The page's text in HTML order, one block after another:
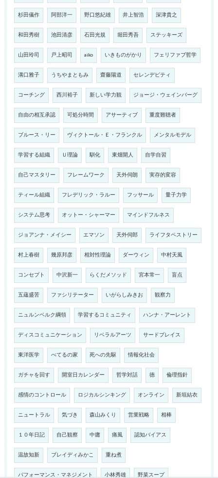
杉田儀作 阿部洋一 野口悠紀雄 井上智浩 深津貴之
和田秀樹 池田清彦 石田光規 堀田秀吾 ステッキーズ
山田玲司 戸上昭司 aiko いきものがかり フェリファブ哲学
溝口雅子 うちやまともみ 齋藤陽道 セレンデピティ
コーチング 西川裕子 新しい学力観 ジョージ・ウェインバーグ
自由の相互承認 可処分時間 アサーティブ 重度難聴者
ブルース・リー ヴィクトール・Ｅ・フランクル メンタルモデル
学習する組織 Ｕ理論 馴化 東畑開人 自学自習
自己マスタリー フレームワーク 天外伺朗 実存的変容
ティール組織 フレデリック・ラルー フッサール 量子力学
システム思考 オットー・シャーマー マインドフルネス
ジョアンナ・メイシー エマソン 天外伺郎 ライフタペストリー
村上春樹 幾原邦彦 相対性理論 ダーウィン 中村天風
コンセプト 中沢新一 らくだメソッド 宮本常一 盲点
五蘊盛苦 ファシリテーター いがらしみきお 観察力
ニュルンベルク綱領 学習するコミュニティ ハンナ・アーレント
ディスコミュニケーション リベラルアーツ サードプレイス
東洋医学 べてるの家 死への先駆 情報化社会
ガチャを回す 開室日カレンダー 哲学対話 徳 倫理指針
感情のコントロール ロジカルシンキング オンライン 新垣結衣
ニュートラル 気づき 森山みくり 営業戦略 相棒
１０年日記 自己観察 中庸 痛風 認知バイアス
温故知新 ブレイディみかこ 重ね煮
パフォーマンス・マネジメント 小林秀雄 野菜スープ